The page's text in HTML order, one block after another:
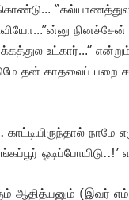
“கல்யாணத்துல
உட்கார்…”
தன் காதலைப் பறை
நாமே
ஓடிப்போயிடு..!’
ஆதித்யனும் (இவர்